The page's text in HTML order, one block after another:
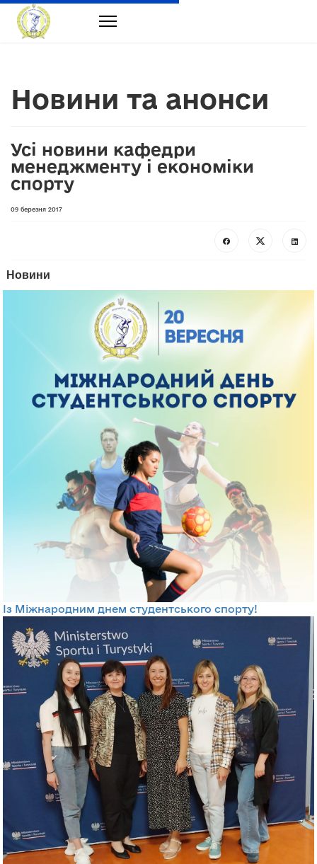
Новини та анонси
Усі новини кафедри
менеджменту і економіки
спорту
09 березня 2017
Новини
Із Міжнародним днем студентського спорту!